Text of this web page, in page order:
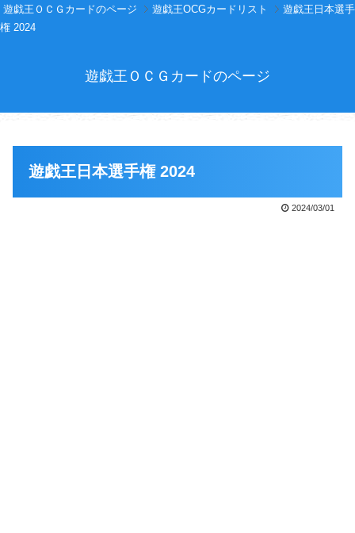
遊戯王ＯＣＧカードのページ 遊戯王OCGカードリスト
遊戯王日本選手
権 2024
遊戯王ＯＣＧカードのページ
遊戯王日本選手権 2024
2024/03/01